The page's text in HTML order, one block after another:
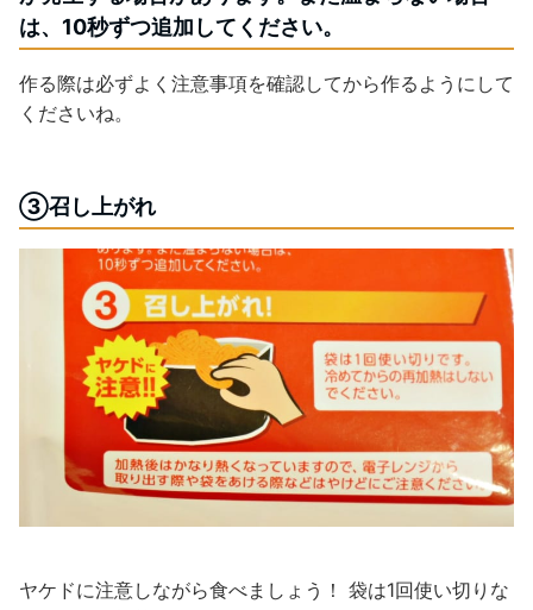
は、10秒ずつ追加してください。
作る際は必ずよく注意事項を確認してから作るようにして
くださいね。
③召し上がれ
ヤケドに注意しながら食べましょう！ 袋は1回使い切りな